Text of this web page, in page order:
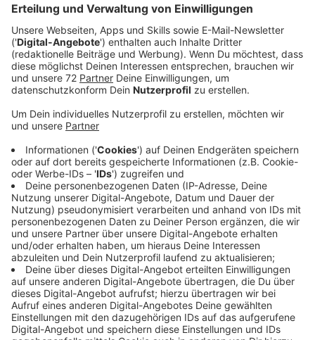
Anzeige
Mit der App haben Angehörige von Betroffenen zum
vom NRW-Gesundheitsministerium entwickelt.
Nordrhein-Westfalen ist das erste Bundesland, das
eine solche App hat. Bisher ist es so dass Angehörige
alle Pflegeheime in der Umgebung abtelefonieren
müssen um nachzufragen, ob noch ein Platz frei ist.
Über die App erhält man ab sofort einen Überblick
darüber, wo es noch freie Plätze gibt - direkt mit den
Telefonnummern der zuständigen Ansprechpartner in
der jeweiligen Einrichtung.
Anzeige